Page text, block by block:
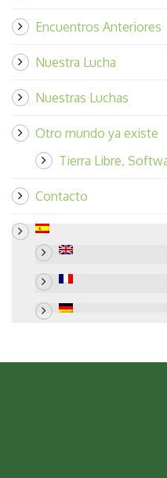
Encuentros Anteriores
Nuestra Lucha
Nuestras Luchas
Otro mundo ya existe
Tierra Libre,
Contacto